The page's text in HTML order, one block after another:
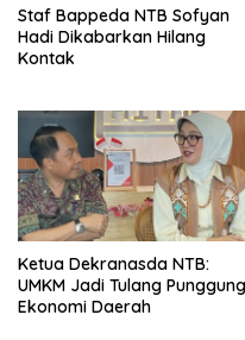
Staf Bappeda NTB Sofyan
Hadi Dikabarkan Hilang
Kontak
Ketua Dekranasda NTB:
UMKM Jadi Tulang Punggung
Ekonomi Daerah